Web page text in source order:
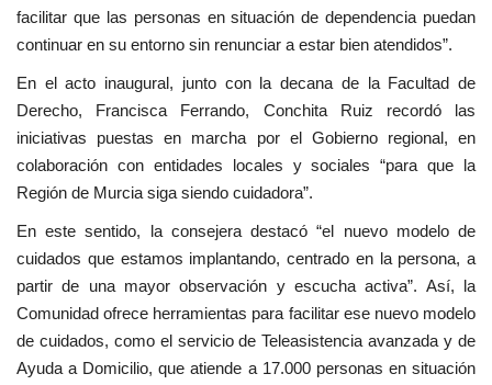
facilitar que las personas en situación de dependencia puedan
continuar en su entorno sin renunciar a estar bien atendidos”.
En el acto inaugural, junto con la decana de la Facultad de
Derecho, Francisca Ferrando, Conchita Ruiz recordó las
iniciativas puestas en marcha por el Gobierno regional, en
colaboración con entidades locales y sociales “para que la
Región de Murcia siga siendo cuidadora”.
En este sentido, la consejera destacó “el nuevo modelo de
cuidados que estamos implantando, centrado en la persona, a
partir de una mayor observación y escucha activa”. Así, la
Comunidad ofrece herramientas para facilitar ese nuevo modelo
de cuidados, como el servicio de Teleasistencia avanzada y de
Ayuda a Domicilio, que atiende a 17.000 personas en situación